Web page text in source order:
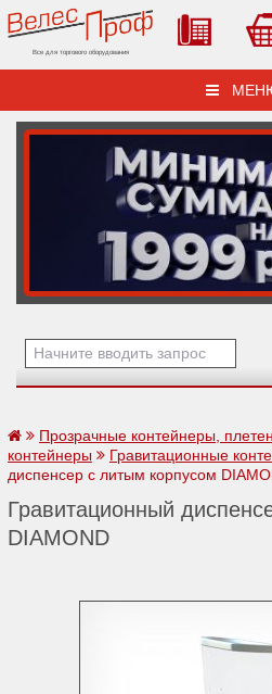
Все для торгового оборудования
Прозрачные контейнеры,
контейнеры
Гравитационные
диспенсер с литым корпусом
Гравитационный
DIAMOND